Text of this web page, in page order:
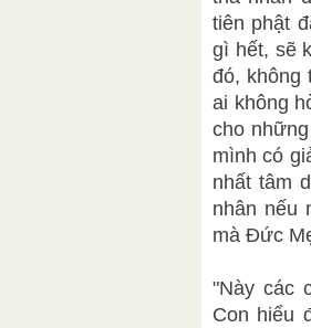
tiên phật
gì hết, sẽ
đó, không
ai không
cho
mình có
nhất tâm
nhân nếu
mà Đức
"Này các
Con hiểu